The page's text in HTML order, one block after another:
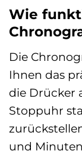
Wie
Die
Ihnen das
die Drücker
Stoppuhr
und